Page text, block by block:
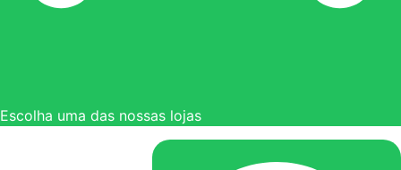
Escolha uma das nossas lojas